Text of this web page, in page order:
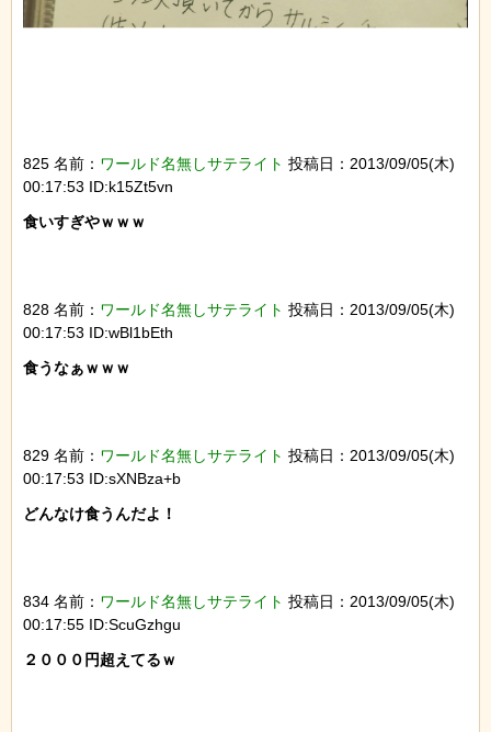
825 名前： ワールド名無しサテライト 投稿日：2013/09/05(木)
00:17:53 ID:k15Zt5vn
食いすぎやｗｗｗ
828 名前： ワールド名無しサテライト 投稿日：2013/09/05(木)
00:17:53 ID:wBl1bEth
食うなぁｗｗｗ
829 名前： ワールド名無しサテライト 投稿日：2013/09/05(木)
00:17:53 ID:sXNBza+b
どんなけ食うんだよ！
834 名前： ワールド名無しサテライト 投稿日：2013/09/05(木)
00:17:55 ID:ScuGzhgu
２０００円超えてるｗ